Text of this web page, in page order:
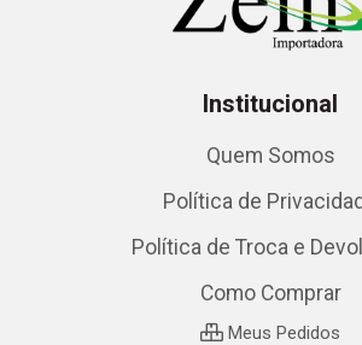
Institucional
Quem Somos
Política de
Política de Troca e
Como Comprar
Meus Pedidos